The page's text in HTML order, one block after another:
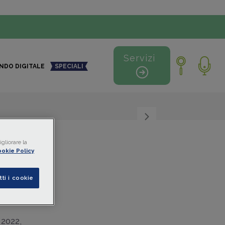
DIGITALE SPECIALI
Servizi
la
Policy
i cookie